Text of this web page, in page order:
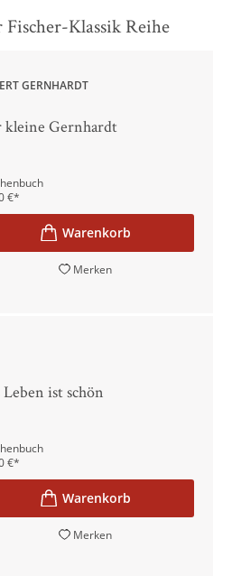
Klassik Reihe
GERNHARDT
kleine Gernhardt
€*
Merken
Leben ist schön
€*
Merken